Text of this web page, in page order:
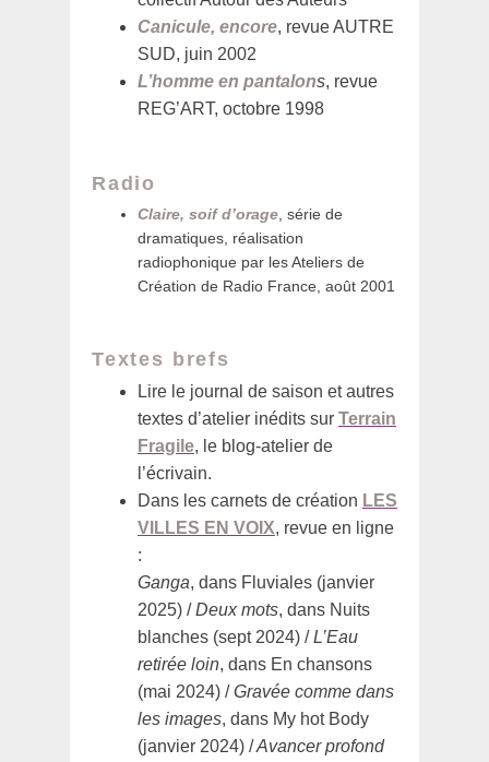
Canicule, encore, revue AUTRE
SUD, juin 2002
L’homme en pantalons, revue
REG’ART, octobre 1998
Radio
Claire, soif d’orage , série de
dramatiques, réalisation
radiophonique par les Ateliers de
Création de Radio France, août 2001
Textes brefs
Lire le journal de saison et autres
textes d’atelier inédits sur Terrain
Fragile, le blog-atelier de
l’écrivain.
Dans les carnets de création LES
VILLES EN VOIX, revue en ligne
:
Ganga, dans Fluviales (janvier
2025) /Deux mots, dans Nuits
blanches (sept 2024) /L’Eau
retirée loin, dans En chansons
(mai 2024) /Gravée comme dans
les images, dans My hot Body
(janvier 2024) /Avancer profond